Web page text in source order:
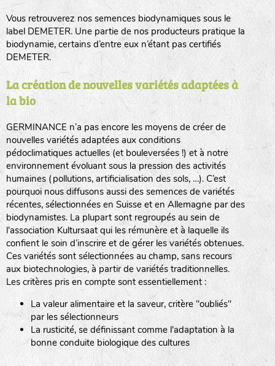
Vous retrouverez nos semences biodynamiques sous le
label DEMETER. Une partie de nos producteurs pratique la
biodynamie, certains d’entre eux n’étant pas certifiés
DEMETER.
La création de nouvelles variétés adaptées à
la bio
GERMINANCE n’a pas encore les moyens de créer de
nouvelles variétés adaptées aux conditions
pédoclimatiques actuelles (et bouleversées !) et à notre
environnement évoluant sous la pression des activités
humaines (pollutions, artificialisation des sols, …). C’est
pourquoi nous diffusons aussi des semences de variétés
récentes, sélectionnées en Suisse et en Allemagne par des
biodynamistes. La plupart sont regroupés au sein de
l'association Kultursaat qui les rémunère et à laquelle ils
confient le soin d’inscrire et de gérer les variétés obtenues.
Ces variétés sont sélectionnées au champ, sans recours
aux biotechnologies, à partir de variétés traditionnelles.
Les critères pris en compte sont essentiellement :
La valeur alimentaire et la saveur, critère "oubliés"
par les sélectionneurs
La rusticité, se définissant comme l'adaptation à la
bonne conduite biologique des cultures
BINGENHEIMER SAATGUT (BGH)
www.bingenheimersaatgut.de
DE BOLSTER (DBO)
www.bolster.nl
GRAINE DEL PAÏS (GDP)
www.grainesdelpais.com
JARDIN EN’VIE (JEV)
LA BOITE A GRAINES (LBAG)
: Engrais vert
L: Légumes
A: Aromatiques
BEL : Code de la variété
(Ici Belle de nuit)
20 : Année de récolte(ici 2020)
BPA : Initiales du producteur ou du fournisseur de la
semence.
1 : Numéro d’ordre du lot
A : Sans calibre.
G: Gros
M: Moyen calibre
P: Petit calibre
Légumes feuilles
Légumes racines
Plantes aromatiques